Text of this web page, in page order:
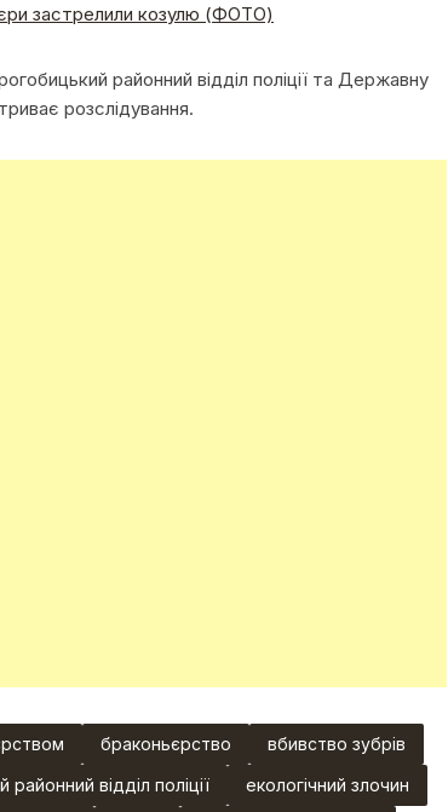
застрелили козулю (ФОТО)
районний відділ поліції та Державну
розслідування.
браконьєрство
вбивство зубрів
відділ поліції
екологічний злочин